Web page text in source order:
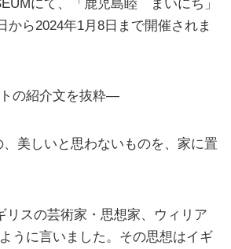
から2024年1月8日まで開催されま
の紹介文を抜粋—
、美しいと思わないものを、家に置
リスの芸術家・思想家、ウィリア
うに言いました。その思想はイギ